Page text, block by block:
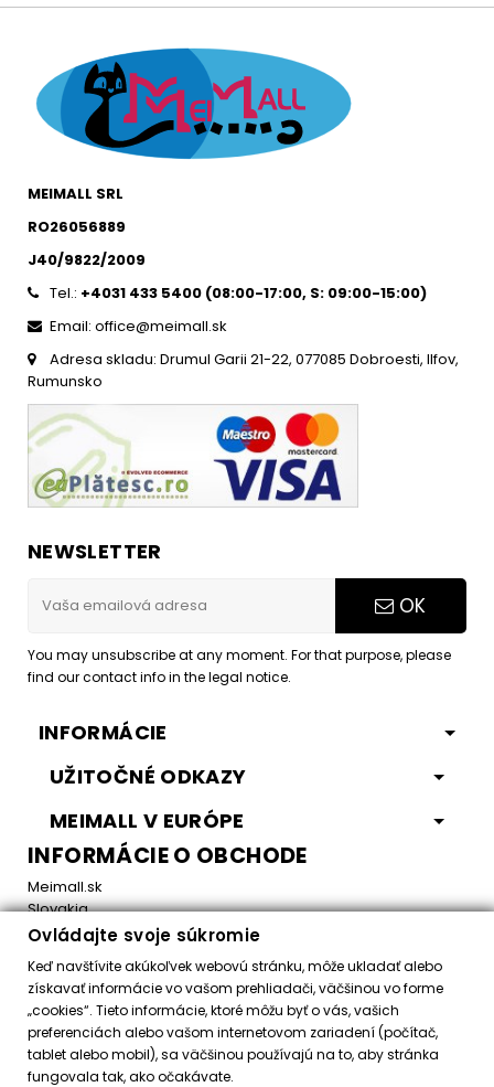
MEIMALL SRL
RO26056889
J40/9822/2009
Tel.: +4031 433 5400 (08:00-17:00, S: 09:00-15:00)
Email: office@meimall.sk
Adresa skladu: Drumul Garii 21-22, 077085 Dobroesti, Ilfov,
Rumunsko
NEWSLETTER
OK
You may unsubscribe at any moment. For that purpose, please
find our contact info in the legal notice.
INFORMÁCIE
UŽITOČNÉ ODKAZY
MEIMALL V EURÓPE
INFORMÁCIE O OBCHODE
Meimall.sk
Slovakia
Email:office@meimall.sk
Control your Privacy
Ovládajte svoje súkromie
Keď navštívite akúkoľvek webovú stránku, môže ukladať alebo
získavať informácie vo vašom prehliadači, väčšinou vo forme
„cookies“. Tieto informácie, ktoré môžu byť o vás, vašich
preferenciách alebo vašom internetovom zariadení (počítač,
tablet alebo mobil), sa väčšinou používajú na to, aby stránka
fungovala tak, ako očakávate.